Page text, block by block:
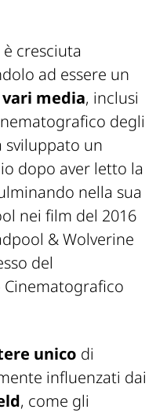
cresciuta
ad essere un
vari media, inclusi
degli
sviluppato un
dopo aver letto la
nella sua
nei film del 2016
& Wolverine
del
unico di
influenzati dai
, come gli